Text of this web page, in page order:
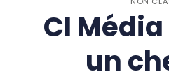
CI
un